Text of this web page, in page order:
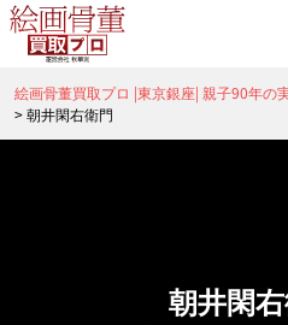
絵画骨董買取プロ |東京銀座| 親子90年の
>朝井閑右衛門
朝井閑